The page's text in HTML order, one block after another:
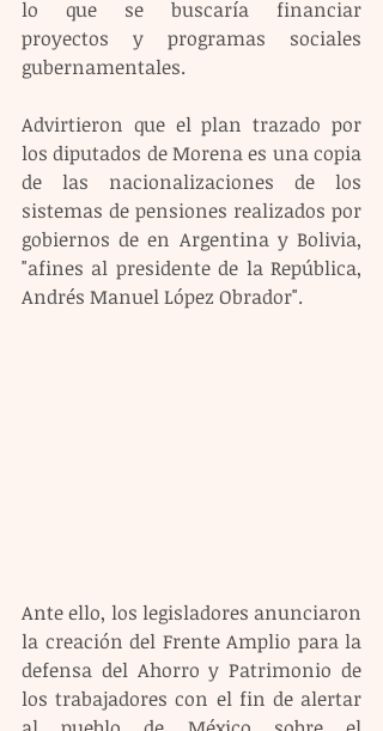
lo que se buscaría financiar
proyectos y programas sociales
gubernamentales.
Advirtieron que el plan trazado por
los diputados de Morena es una copia
de las nacionalizaciones de los
sistemas de pensiones realizados por
gobiernos de en Argentina y Bolivia,
"afines al presidente de la República,
Andrés Manuel López Obrador".
Ante ello, los legisladores anunciaron
la creación del Frente Amplio para la
defensa del Ahorro y Patrimonio de
los trabajadores con el fin de alertar